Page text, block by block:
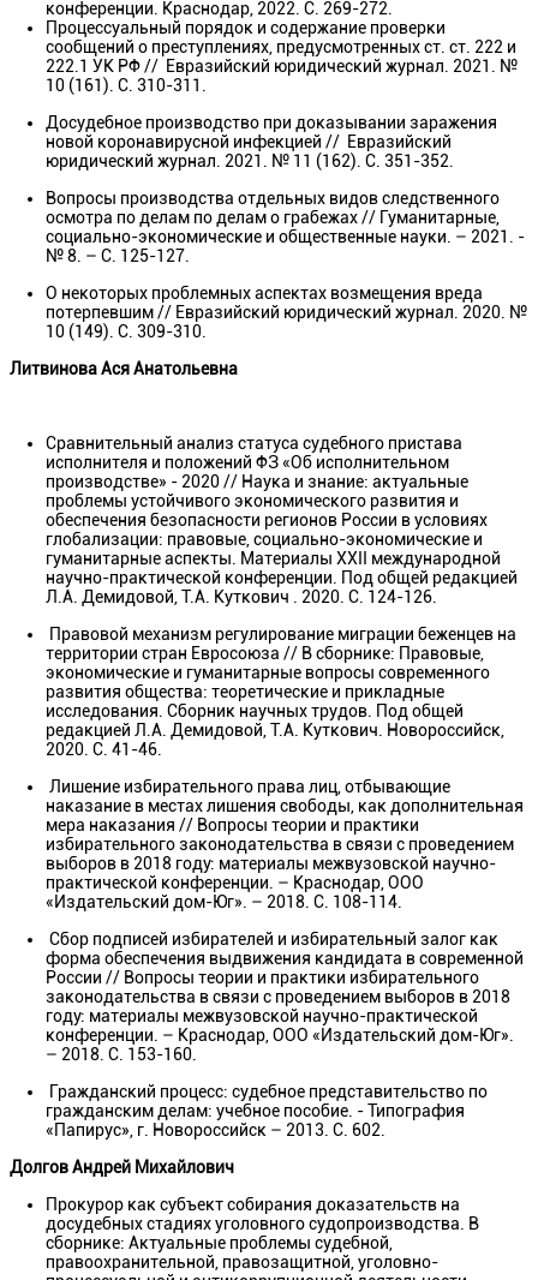
конференции. Краснодар, 2022. С. 269-272.
Процессуальный порядок и содержание проверки
сообщений о преступлениях, предусмотренных ст. ст. 222 и
222.1 УК РФ // Евразийский юридический журнал. 2021. №
10 (161). С. 310-311.
Досудебное производство при доказывании заражения
новой коронавирусной инфекцией // Евразийский
юридический журнал. 2021. № 11 (162). С. 351-352.
Вопросы производства отдельных видов следственного
осмотра по делам по делам о грабежах // Гуманитарные,
социально-экономические и общественные науки. – 2021. -
№ 8. – С. 125-127.
О некоторых проблемных аспектах возмещения вреда
потерпевшим // Евразийский юридический журнал. 2020. №
10 (149). С. 309-310.
Литвинова Ася Анатольевна
Сравнительный анализ статуса судебного пристава
исполнителя и положений ФЗ «Об исполнительном
производстве» - 2020 // Наука и знание: актуальные
проблемы устойчивого экономического развития и
обеспечения безопасности регионов России в условиях
глобализации: правовые, социально-экономические и
гуманитарные аспекты. Материалы ХХII международной
научно-практической конференции. Под общей редакцией
Л.А. Демидовой, Т.А. Куткович . 2020. С. 124-126.
Правовой механизм регулирование миграции беженцев на
территории стран Евросоюза // В сборнике: Правовые,
экономические и гуманитарные вопросы современного
развития общества: теоретические и прикладные
исследования. Сборник научных трудов. Под общей
редакцией Л.А. Демидовой, Т.А. Куткович. Новороссийск,
2020. С. 41-46.
Лишение избирательного права лиц, отбывающие
наказание в местах лишения свободы, как дополнительная
мера наказания // Вопросы теории и практики
избирательного законодательства в связи с проведением
выборов в 2018 году: материалы межвузовской научно-
практической конференции. – Краснодар, ООО
«Издательский дом-Юг». – 2018. С. 108-114.
Сбор подписей избирателей и избирательный залог как
форма обеспечения выдвижения кандидата в современной
России // Вопросы теории и практики избирательного
законодательства в связи с проведением выборов в 2018
году: материалы межвузовской научно-практической
конференции. – Краснодар, ООО «Издательский дом-Юг».
– 2018. С. 153-160.
Гражданский процесс: судебное представительство по
гражданским делам: учебное пособие. - Типография
«Папирус», г. Новороссийск – 2013. С. 602.
Долгов Андрей Михайлович
Прокурор как субъект собирания доказательств на
досудебных стадиях уголовного судопроизводства. В
сборнике: Актуальные проблемы судебной,
правоохранительной, правозащитной, уголовно-